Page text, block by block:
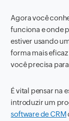
Agora você
funciona e onde
estiver usando
forma mais eficaz
você precisa
É vital pensar na
introduzir um
software de CRM